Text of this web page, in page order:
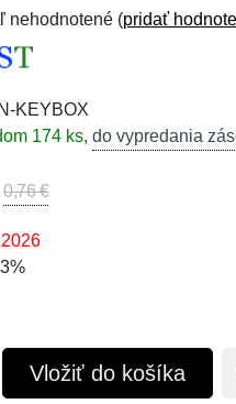
nehodnotené (pridať
KEYBOX
174 ks, do vypredania
0,76 €
Vložiť do košíka